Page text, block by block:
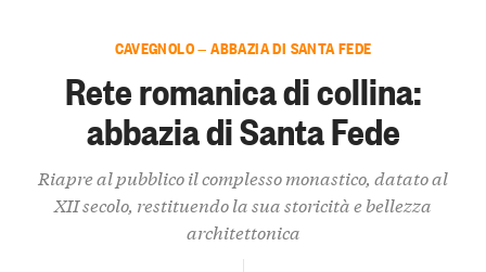
CAVEGNOLO — ABBAZIA DI SANTA FEDE
Rete romanica di collina:
abbazia di Santa Fede
Riapre al pubblico il complesso monastico, datato al
XII secolo, restituendo la sua storicità e bellezza
architettonica